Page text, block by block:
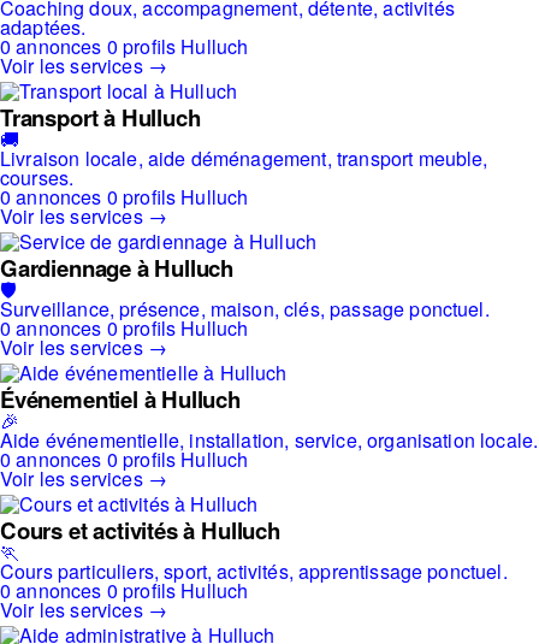
Coaching doux, accompagnement, détente, activités
adaptées.
0 annonces 0 profils Hulluch
Voir les services →
Transport à Hulluch
🚚
Livraison locale, aide déménagement, transport meuble,
courses.
0 annonces 0 profils Hulluch
Voir les services →
Gardiennage à Hulluch
🛡️
Surveillance, présence, maison, clés, passage ponctuel.
0 annonces 0 profils Hulluch
Voir les services →
Événementiel à Hulluch
🎉
Aide événementielle, installation, service, organisation locale.
0 annonces 0 profilsHulluch
Voir les services →
Cours et activités à Hulluch
🏃
Cours particuliers, sport, activités, apprentissage ponctuel.
0 annonces 0 profils Hulluch
Voir les services →